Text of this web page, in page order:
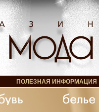
ПОЛЕЗНАЯ ИНФОРМАЦИЯ
Аксессуары